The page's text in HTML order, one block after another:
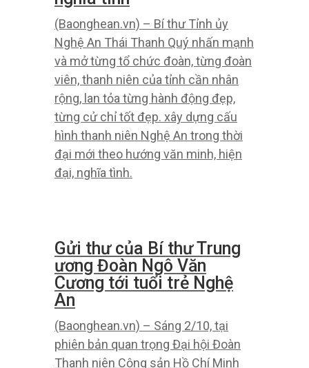
Danh sách 26 nghệ nhân
Nghệ An được phong tặng
danh hiệu Nghệ nhân
Nhân dân, Nghệ nhân ưu
tú
(Baonghean.vn) – Theo các quyết
định của Chủ tịch nước, tỉnh Nghệ
An, có 1 người được phong tặng
danh hiệu Nghệ sĩ Nhân dân và 25
người được phong tặng danh hiệu
Từng bước xây dựng hình
mẫu thanh niên Nghệ An
trong thời đại mới theo
hướng văn minh, hiện đại,
nghĩa tình